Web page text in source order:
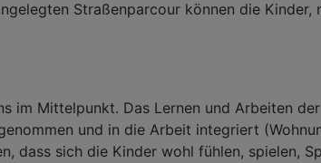
Straßenparcour können die
im Mittelpunkt. Das Lernen und Arbeiten
und in die Arbeit integriert
dass sich die Kinder wohl fühlen, spielen,